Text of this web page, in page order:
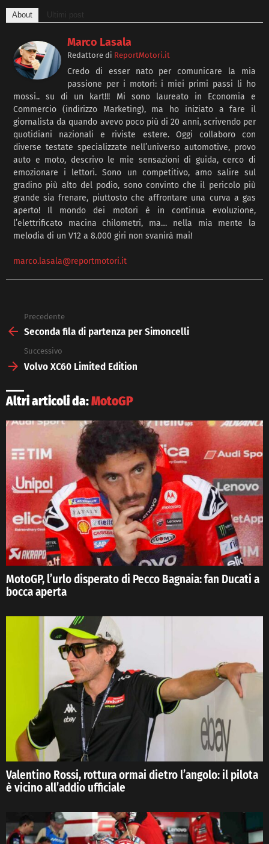
About Ultimi post
Marco Lasala
Redattore di ReportMotori.it
Credo di esser nato per comunicare la mia
passione per i motori: i miei primi passi li ho
mossi.. su di un kart!!! Mi sono laureato in Economia e
Commercio (indirizzo Marketing), ma ho iniziato a fare il
giornalista da quando avevo poco più di 20 anni, scrivendo per
quotidiani nazionali e riviste estere. Oggi collaboro con
diverse testate specializzate nell’universo automotive, provo
auto e moto, descrivo le mie sensazioni di guida, cerco di
emozionare i lettori. Sono un competitivo, amo salire sul
gradino più alto del podio, sono convinto che il pericolo più
grande sia frenare, piuttosto che affrontare una curva a gas
aperto! Il mondo dei motori è in continua evoluzione,
l’elettrificato macina chilometri, ma… nella mia mente la
melodia di un V12 a 8.000 giri non svanirà mai!
marco.lasala@reportmotori.it
more
Precedente
Seconda fila di partenza per Simoncelli
Successivo
Volvo XC60 Limited Edition
Altri articoli da:MotoGP
MotoGP, l’urlo disperato di Pecco Bagnaia: fan Ducati a
bocca aperta
Valentino Rossi, rottura ormai dietro l’angolo: il pilota
è vicino all’addio ufficiale